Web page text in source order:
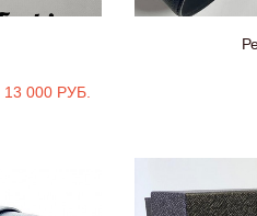
13 000 РУБ.